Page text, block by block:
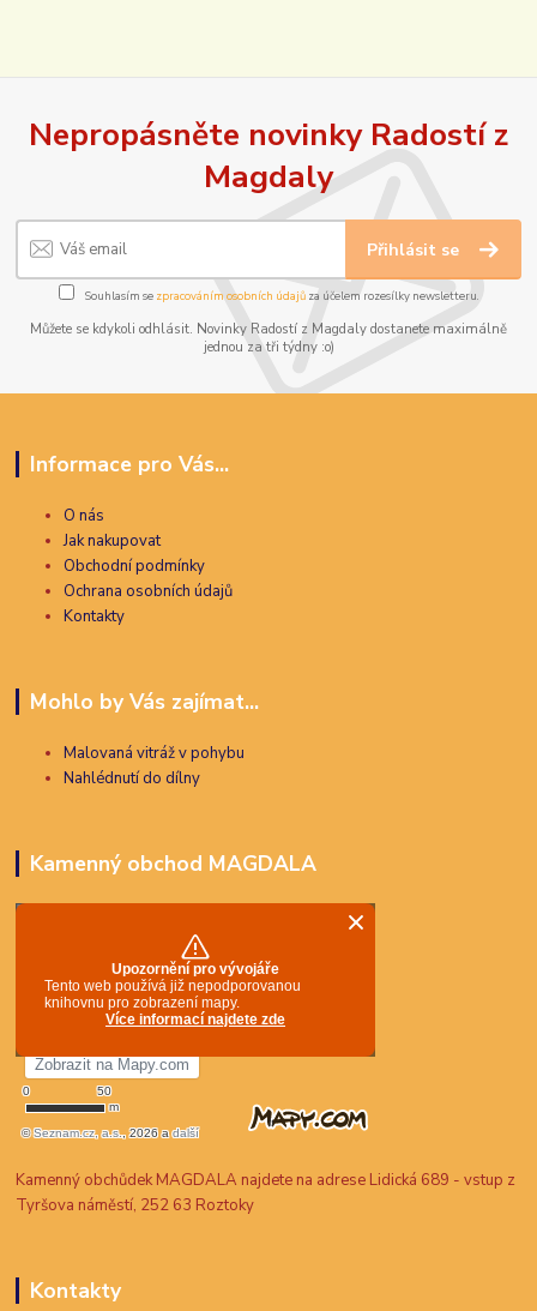
Nepropásněte novinky Radostí z
Magdaly
Přihlásit se
Souhlasím se zpracováním osobních údajůza účelem rozesílky newsletteru.
Můžete se kdykoli odhlásit. Novinky Radostí z Magdaly dostanete maximálně
jednou za tři týdny :o)
Informace pro Vás...
O nás
Jak nakupovat
Obchodní podmínky
Ochrana osobních údajů
Kontakty
Mohlo by Vás zajímat...
Malovaná vitráž v pohybu
Nahlédnutí do dílny
Kamenný obchod MAGDALA
Kamenný obchůdek MAGDALA najdete na adrese Lidická 689 - vstup z
Tyršova náměstí, 252 63 Roztoky
Kontakty